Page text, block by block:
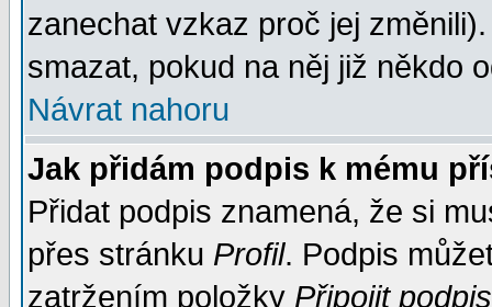
zanechat vzkaz proč jej
smazat, pokud na něj již někdo
Návrat nahoru
Jak přidám podpis k mému
Přidat podpis znamená, že si
přes stránku Profil. Podpis
zatržením položky Připojit podpis